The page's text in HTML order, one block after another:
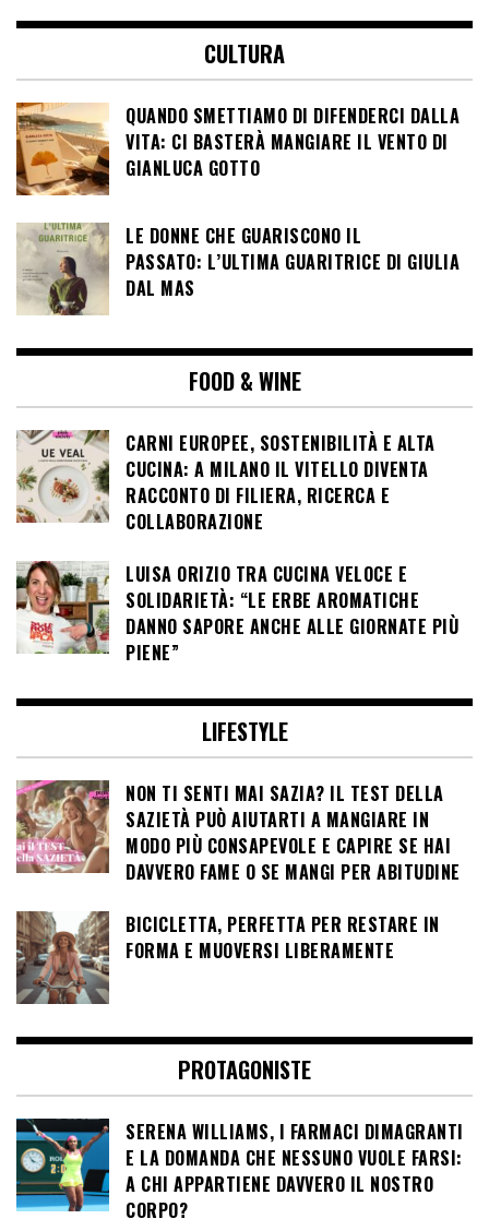
CULTURA
QUANDO SMETTIAMO DI DIFENDERCI DALLA
VITA: CI BASTERÀ MANGIARE IL VENTO DI
GIANLUCA GOTTO
LE DONNE CHE GUARISCONO IL
PASSATO: L’ULTIMA GUARITRICE DI GIULIA
DAL MAS
FOOD & WINE
CARNI EUROPEE, SOSTENIBILITÀ E ALTA
CUCINA: A MILANO IL VITELLO DIVENTA
RACCONTO DI FILIERA, RICERCA E
COLLABORAZIONE
LUISA ORIZIO TRA CUCINA VELOCE E
SOLIDARIETÀ: “LE ERBE AROMATICHE
DANNO SAPORE ANCHE ALLE GIORNATE PIÙ
PIENE”
LIFESTYLE
NON TI SENTI MAI SAZIA? IL TEST DELLA
SAZIETÀ PUÒ AIUTARTI A MANGIARE IN
MODO PIÙ CONSAPEVOLE E CAPIRE SE HAI
DAVVERO FAME O SE MANGI PER ABITUDINE
BICICLETTA, PERFETTA PER RESTARE IN
FORMA E MUOVERSI LIBERAMENTE
PROTAGONISTE
SERENA WILLIAMS, I FARMACI DIMAGRANTI
E LA DOMANDA CHE NESSUNO VUOLE FARSI:
A CHI APPARTIENE DAVVERO IL NOSTRO
CORPO?